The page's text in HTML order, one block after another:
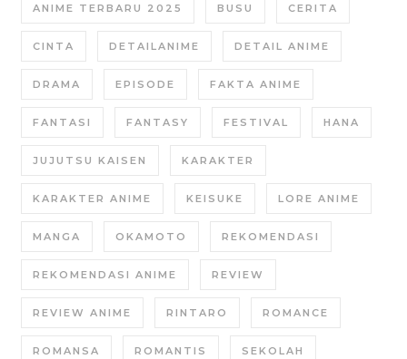
ANIME TERBARU 2025 BUSU CERITA
CINTA DETAILANIME DETAIL ANIME
DRAMA EPISODE FAKTA ANIME
FANTASI FANTASY FESTIVAL HANA
JUJUTSU KAISEN KARAKTER
KARAKTER ANIME KEISUKE LORE ANIME
MANGA OKAMOTO REKOMENDASI
REKOMENDASI ANIME REVIEW
REVIEW ANIME RINTARO ROMANCE
ROMANSA ROMANTIS SEKOLAH